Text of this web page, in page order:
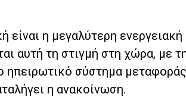
είναι η μεγαλύτερη ενεργειακή
αυτή τη στιγμή στη χώρα, με
σύστημα μεταφοράς
η ανακοίνωση.